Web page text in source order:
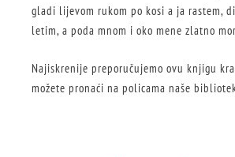
gladi lijevom rukom po kosi a ja rastem,
letim, a poda mnom i oko mene zlatno
Najiskrenije preporučujemo ovu knjigu
možete pronaći na policama naše